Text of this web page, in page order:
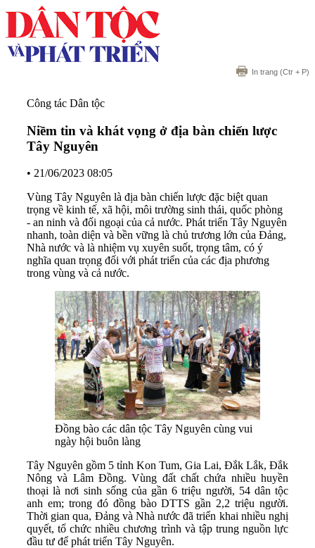
In trang (Ctr + P)
Công tác Dân tộc
Niềm tin và khát vọng ở địa bàn chiến lược
Tây Nguyên
• 21/06/2023 08:05
Vùng Tây Nguyên là địa bàn chiến lược đặc biệt quan
trọng về kinh tế, xã hội, môi trường sinh thái, quốc phòng
- an ninh và đối ngoại của cả nước. Phát triển Tây Nguyên
nhanh, toàn diện và bền vững là chủ trương lớn của Đảng,
Nhà nước và là nhiệm vụ xuyên suốt, trọng tâm, có ý
nghĩa quan trọng đối với phát triển của các địa phương
trong vùng và cả nước.
Đồng bào các dân tộc Tây Nguyên cùng vui
ngày hội buôn làng
Tây Nguyên gồm 5 tỉnh Kon Tum, Gia Lai, Đắk Lắk, Đắk
Nông và Lâm Đồng. Vùng đất chất chứa nhiều huyền
thoại là nơi sinh sống của gần 6 triệu người, 54 dân tộc
anh em; trong đó đồng bào DTTS gần 2,2 triệu người.
Thời gian qua, Đảng và Nhà nước đã triển khai nhiều nghị
quyết, tổ chức nhiều chương trình và tập trung nguồn lực
đầu tư để phát triển Tây Nguyên.